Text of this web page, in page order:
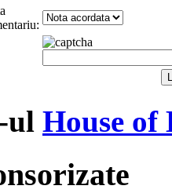
ul House of